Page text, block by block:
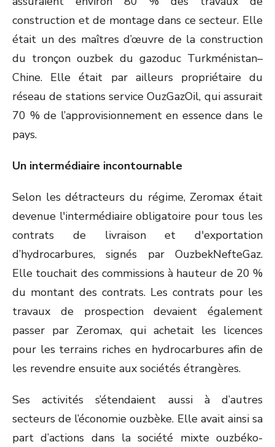
construction et de montage dans ce secteur. Elle
était un des maîtres d’œuvre de la construction
du tronçon ouzbek du gazoduc Turkménistan–
Chine. Elle était par ailleurs propriétaire du
réseau de stations service OuzGazOil, qui assurait
70 % de l’approvisionnement en essence dans le
pays.
Un intermédiaire incontournable
Selon les détracteurs du régime, Zeromax était
devenue l'intermédiaire obligatoire pour tous les
contrats de livraison et d'exportation
d’hydrocarbures, signés par OuzbekNefteGaz.
Elle touchait des commissions à hauteur de 20 %
du montant des contrats. Les contrats pour les
travaux de prospection devaient également
passer par Zeromax, qui achetait les licences
pour les terrains riches en hydrocarbures afin de
les revendre ensuite aux sociétés étrangères.
Ses activités s’étendaient aussi à d’autres
secteurs de l’économie ouzbèke. Elle avait ainsi sa
part d’actions dans la société mixte ouzbéko-